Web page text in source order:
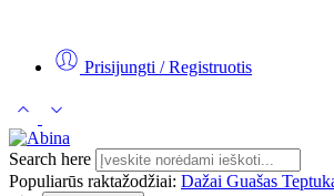
Prisijungti / Registruotis
Search here
Populiarūs raktažodžiai: Dažai Guašas